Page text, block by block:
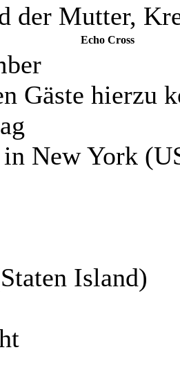
der Mutter,
Echo Cross
Gäste hierzu
in New York
Island)